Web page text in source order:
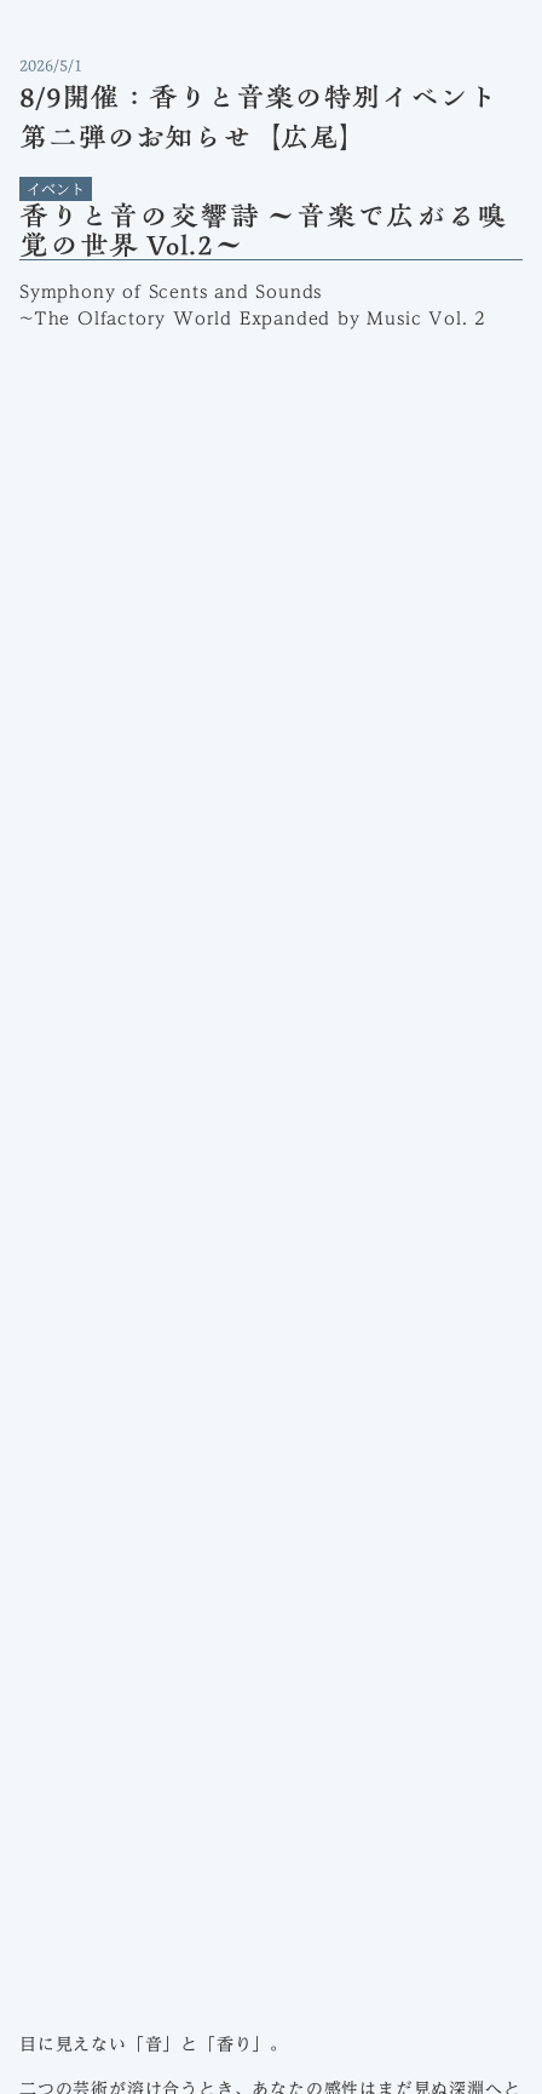
2026/5/1
8/9開催：香りと音楽の特別イベント
第二弾のお知らせ【広尾】
イベント
香りと音の交響詩 ～音楽で広がる嗅
覚の世界 Vol.2～
Symphony of Scents and Sounds
~The Olfactory World Expanded by Music Vol. 2
目に見えない「音」と「香り」。